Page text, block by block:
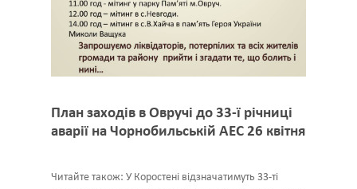
План заходів в Овручі до 33-ї річниці
аварії на Чорнобильській АЕС 26 квітня
Читайте також: У Коростені відзначатимуть 33-ті